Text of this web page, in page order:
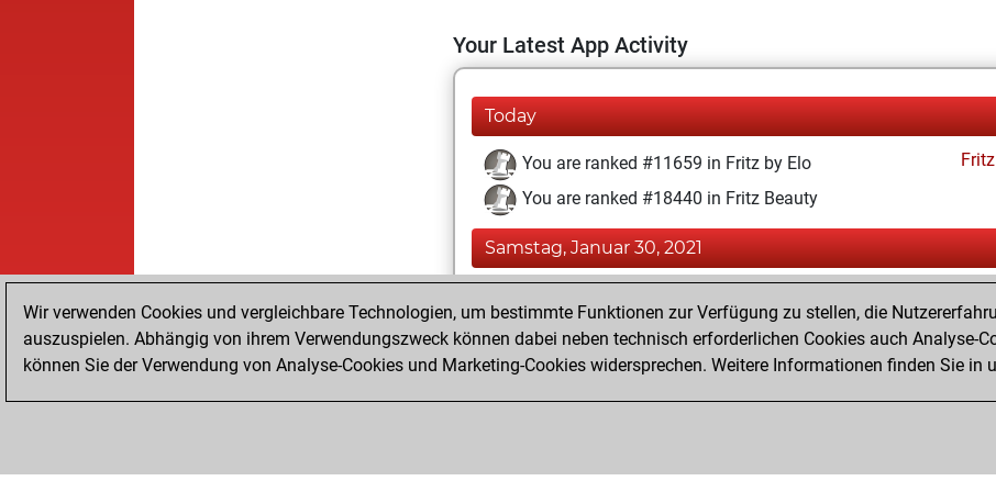
Your Latest App Activity
Today
You are ranked #11659 in Fritz by Elo
Fritz
You are ranked #18440 in Fritz Beauty
Samstag, Januar 30, 2021
You achieved a new Elo of 1592
You created your Fritz account
Wir verwenden Cookies und vergleichbare Technologien, um bestimmte Funktionen zur Verfügung zu stellen, die
auszuspielen. Abhängig von ihrem Verwendungszweck können dabei neben technisch erforderlichen Cookies auch Analyse-
können Sie der Verwendung von Analyse-Cookies und Marketing-Cookies widersprechen. Weitere Informationen finden Sie in